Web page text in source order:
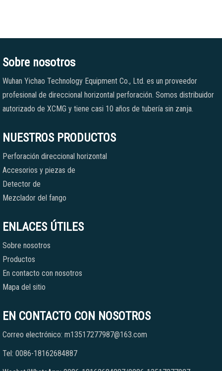
Sobre nosotros
Wuhan Yichao Technology Equipment Co., Ltd. es un proveedor
profesional de direccional horizontal perforación. Somos distribuidor
autorizado de XCMG y tiene casi 10 años de tubería sin zanja.
NUESTROS PRODUCTOS
Perforación direccional horizontal
Accesorios y piezas de
Detector de
Mezclador del fango
ENLACES ÚTILES
Sobre nosotros
Productos
En contacto con nosotros
Mapa del sitio
EN CONTACTO CON NOSOTROS
Correo electrónico: m13517277987@163.com
Tel: 0086-18162684887